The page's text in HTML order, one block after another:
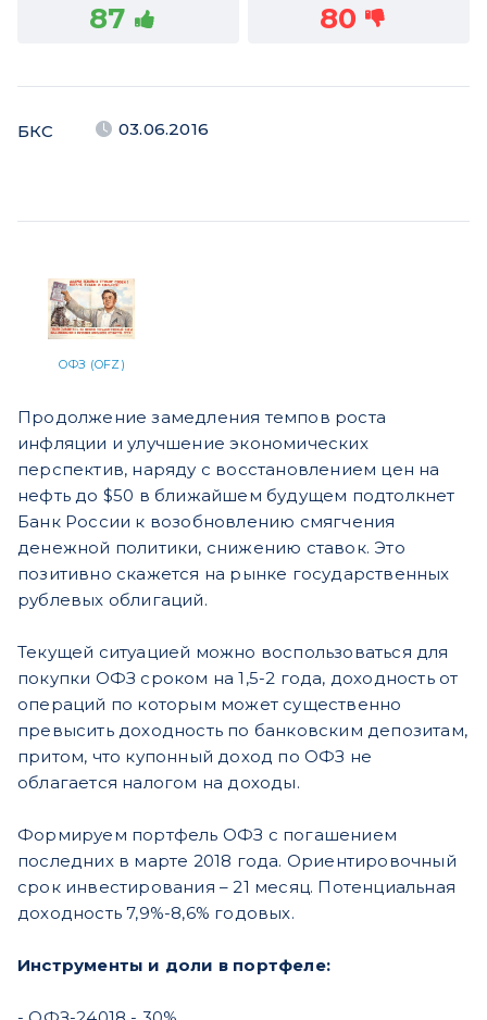
87 80
БКС 03.06.2016
ОФЗ (OFZ)
Продолжение замедления темпов роста
инфляции и улучшение экономических
перспектив, наряду с восстановлением цен на
нефть до $50 в ближайшем будущем подтолкнет
Банк России к возобновлению смягчения
денежной политики, снижению ставок. Это
позитивно скажется на рынке государственных
рублевых облигаций.
Текущей ситуацией можно воспользоваться для
покупки ОФЗ сроком на 1,5-2 года, доходность от
операций по которым может существенно
превысить доходность по банковским депозитам,
притом, что купонный доход по ОФЗ не
облагается налогом на доходы.
Формируем портфель ОФЗ с погашением
последних в марте 2018 года. Ориентировочный
срок инвестирования – 21 месяц. Потенциальная
доходность 7,9%-8,6% годовых.
Инструменты и доли в портфеле: